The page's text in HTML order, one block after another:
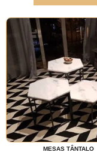
MESAS TÂNTALO